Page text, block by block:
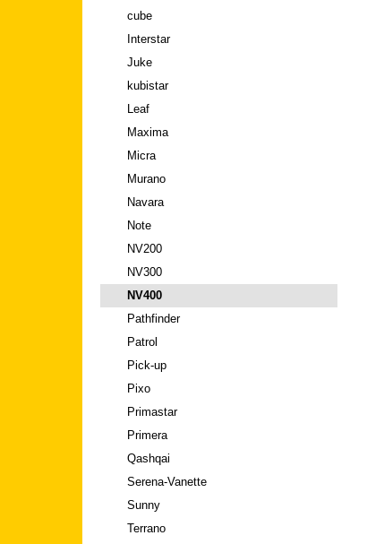
cube
Interstar
Juke
kubistar
Leaf
Maxima
Micra
Murano
Navara
Note
NV200
NV300
NV400
Pathfinder
Patrol
Pick-up
Pixo
Primastar
Primera
Qashqai
Serena-Vanette
Sunny
Terrano